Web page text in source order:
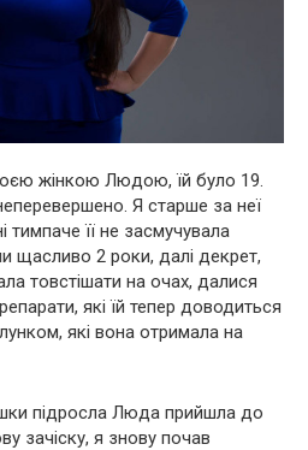
жінкою Людою, їй було 19.
Я старше за неї
тимпаче її не засмучувала
щасливо 2 роки, далі декрет,
товстішати на очах, далися
які їй тепер доводиться
які вона отримала на
підросла Люда прийшла до
зачіску, я знову почав